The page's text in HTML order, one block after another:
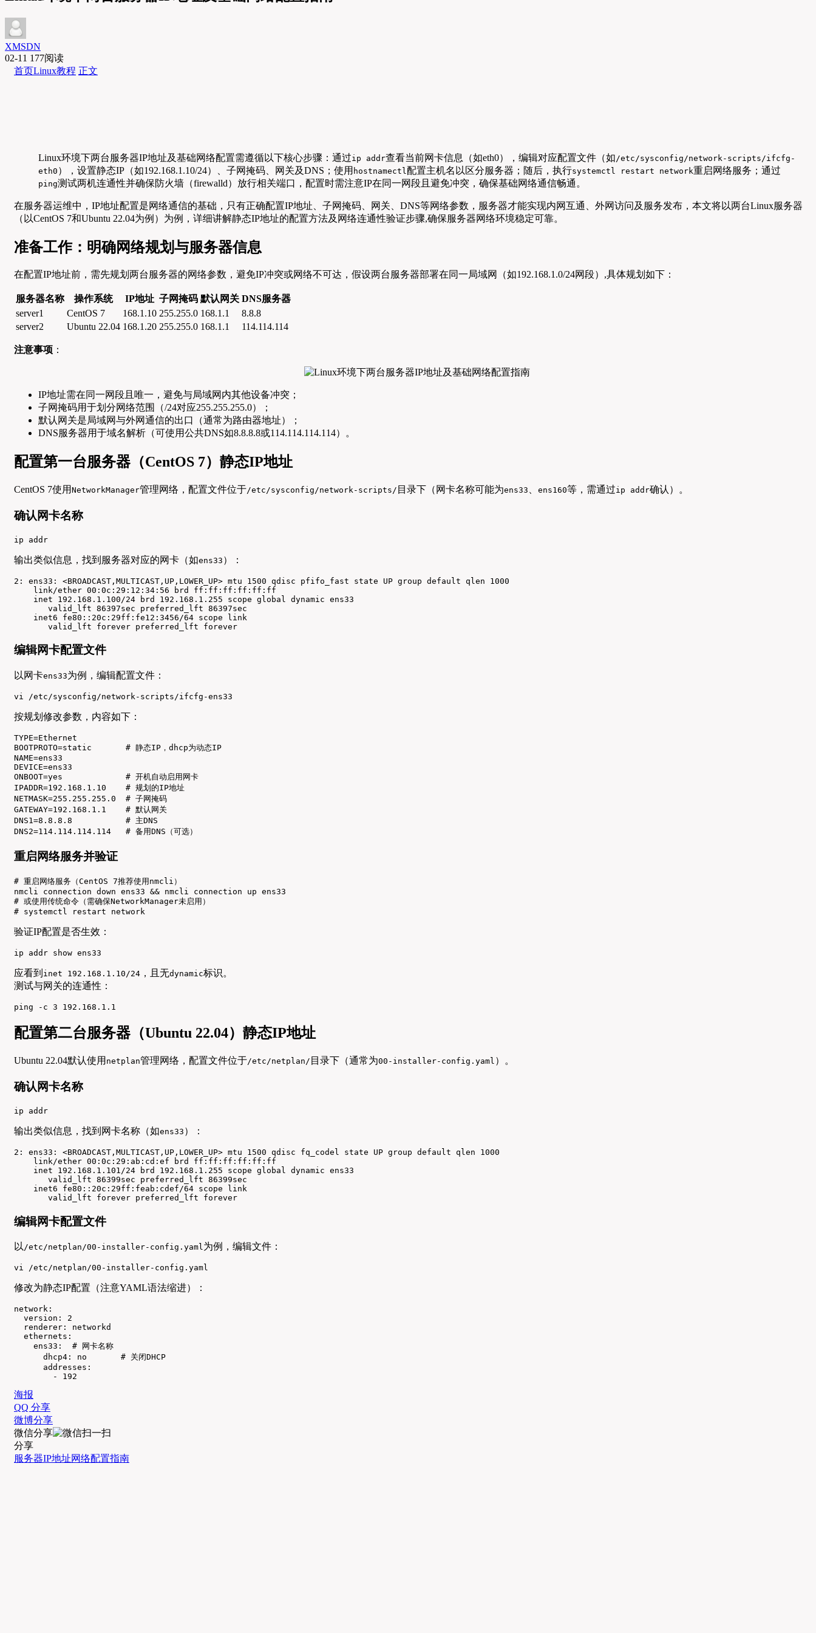
XMSDN
02-11 177阅读
首页Linux教程 正文
Linux环境下两台服务器IP地址及基础网络配置需遵循以下核心步骤：通过ip addr查看当前网卡信息（如eth0），编辑对应配置文件（如 /etc/sysconfig/network-scripts/ifcfg-
eth0 ），设置静态IP（如192.168.1.10/24）、子网掩码、网关及DNS；使用 hostnamectl 配置主机名以区分服务器；随后，执行systemctl restart network重启网络服务；通过
ping测试两机连通性并确保防火墙（firewalld）放行相关端口，配置时需注意IP在同一网段且避免冲突，确保基础网络通信畅通。
在服务器运维中，IP地址配置是网络通信的基础，只有正确配置IP地址、子网掩码、网关、DNS等网络参数，服务器才能实现内网互通、外网访问及服务发布，本文将以两台Linux服务器
（以CentOS 7和Ubuntu 22.04为例）为例，详细讲解静态IP地址的配置方法及网络连通性验证步骤,确保服务器网络环境稳定可靠。
准备工作：明确网络规划与服务器信息
在配置IP地址前，需先规划两台服务器的网络参数，避免IP冲突或网络不可达，假设两台服务器部署在同一局域网（如192.168.1.0/24网段）,具体规划如下：
服务器名称 操作系统 IP地址 子网掩码 默认网关 DNS服务器
server1
CentOS 7 168.1.10 255.255.0 168.1.1
8.8.8
server2
Ubuntu 22.04 168.1.20 255.255.0 168.1.1 114.114.114
注意事项 ：
IP地址需在同一网段且唯一，避免与局域网内其他设备冲突；
子网掩码用于划分网络范围（/24对应255.255.255.0）；
默认网关是局域网与外网通信的出口（通常为路由器地址）；
DNS服务器用于域名解析（可使用公共DNS如8.8.8.8或114.114.114.114）。
配置第一台服务器（CentOS 7）静态IP地址
CentOS 7使用 NetworkManager管理网络，配置文件位于/etc/sysconfig/network-scripts/ 目录下（网卡名称可能为ens33 ens160等，需通过ip addr确认）。
确认网卡名称
ip addr
输出类似信息，找到服务器对应的网卡（如ens33 ）：
2: ens33: <BROADCAST,MULTICAST,UP,LOWER_UP> mtu 1500 qdisc pfifo_fast state UP group default qlen 1000
    link/ether 00:0c:29:12:34:56 brd ff:ff:ff:ff:ff:ff
    inet 192.168.1.100/24 brd 192.168.1.255 scope global dynamic ens33
       valid_lft 86397sec preferred_lft 86397sec
    inet6 fe80::20c:29ff:fe12:3456/64 scope link
       valid_lft forever preferred_lft forever
编辑网卡配置文件
以网卡ens33为例，编辑配置文件：
vi /etc/sysconfig/network-scripts/ifcfg-ens33
按规划修改参数，内容如下：
TYPE=Ethernet
BOOTPROTO=static       # 静态IP，dhcp为动态IP
NAME=ens33
DEVICE=ens33
ONBOOT=yes             # 开机自动启用网卡
IPADDR=192.168.1.10    # 规划的IP地址
NETMASK=255.255.255.0  # 子网掩码
GATEWAY=192.168.1.1    # 默认网关
DNS1=8.8.8.8           # 主DNS
DNS2=114.114.114.114   # 备用DNS（可选）
重启网络服务并验证
# 重启网络服务（CentOS 7推荐使用nmcli）
nmcli connection down ens33 && nmcli connection up ens33
# 或使用传统命令（需确保NetworkManager未启用）
# systemctl restart network
验证IP配置是否生效：
ip addr show ens33
应看到 inet 192.168.1.10/24 ，且无dynamic标识。
测试与网关的连通性：
ping -c 3 192.168.1.1
配置第二台服务器（Ubuntu 22.04）静态IP地址
Ubuntu 22.04默认使用 netplan管理网络，配置文件位于/etc/netplan/ 目录下（通常为00-installer-config.yaml ）。
确认网卡名称
ip addr
输出类似信息，找到网卡名称（如ens33 ）：
2: ens33: <BROADCAST,MULTICAST,UP,LOWER_UP> mtu 1500 qdisc fq_codel state UP group default qlen 1000
    link/ether 00:0c:29:ab:cd:ef brd ff:ff:ff:ff:ff:ff
    inet 192.168.1.101/24 brd 192.168.1.255 scope global dynamic ens33
       valid_lft 86399sec preferred_lft 86399sec
    inet6 fe80::20c:29ff:feab:cdef/64 scope link
       valid_lft forever preferred_lft forever
编辑网卡配置文件
以 /etc/netplan/00-installer-config.yaml为例，编辑文件：
vi /etc/netplan/00-installer-config.yaml
修改为静态IP配置（注意YAML语法缩进）：
network:
  version: 2
  renderer: networkd
  ethernets:
    ens33:  # 网卡名称
      dhcp4: no       # 关闭DHCP
      addresses:
        - 192
海报
QQ 分享
微博分享
微信分享
分享
服务器IP地址网络配置指南